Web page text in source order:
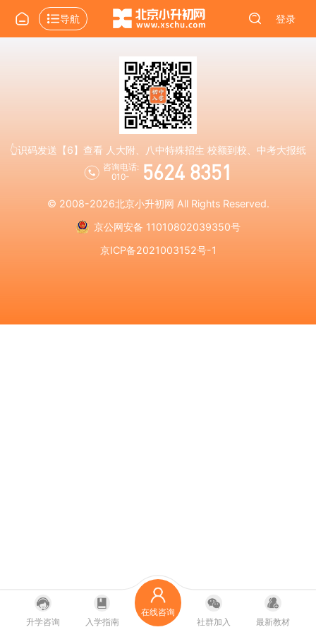
导航 登录
👆识码发送【6】查看 人大附、八中特殊招生 校额到校、中考大报纸
咨询电话:
010-
5624 8351
© 2008-2026北京小升初网 All Rights Reserved.
京公网安备 11010802039350号
京ICP备2021003152号-1
升学咨询 入学指南
在线咨询
社群加入
最新教材